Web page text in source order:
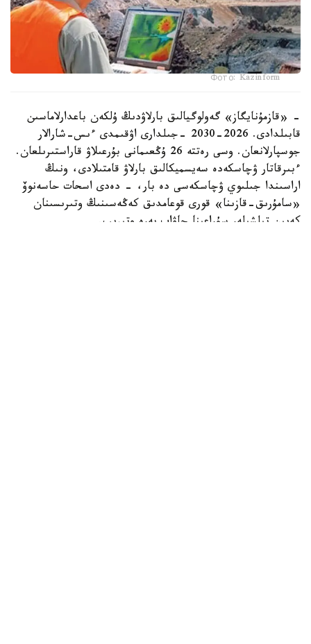
Фото: Kazinform
- «قازمۇنايگاز» گەولوگيالىق بارلاۋدىڭ ۇلكەن باعدارلاماسىن
قابىلدادى. 2026-2030 -جىلدارى اۋقىمدى ءىس-شارالار
جوسپارلانعان. وسى رەتتە 26 ۇڭعىمانى بۇرعىلاۋ قاراستىرىلعان.
ءبىرقاتار ۋچاسكەدە سەيسميكالىق بارلاۋ قامتىلادى، ونىڭ
اراسىندا جىلىوي ۋچاسكەسى دە بار، - دەدى اسحات حاسەنوۆ
«سامۇرىق-قازىنا» قورى قوعامدىق كەڭەسىنىڭ وتىرىسىنان
كەيىن تىلشىلەر سۇراعىنا جاۋاپ بەرە وتىرىپ.